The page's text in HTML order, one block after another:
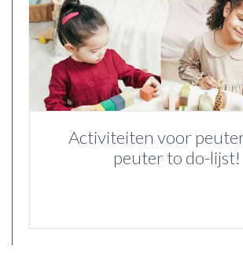
Activiteiten voor
peuter to do-lijst!